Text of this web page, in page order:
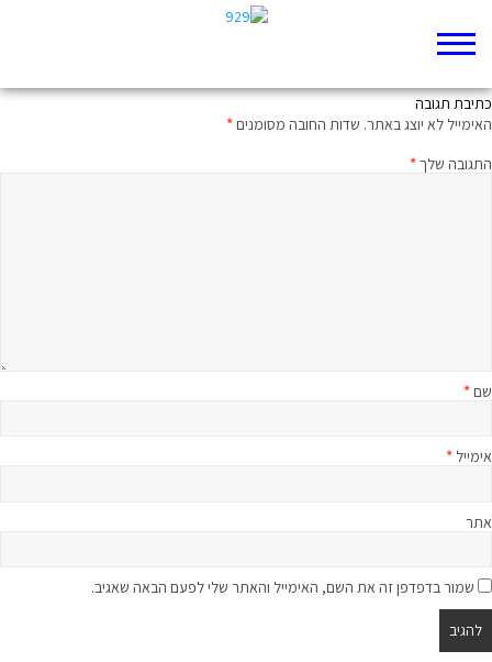
כתיבת תגובה
האימייל לא יוצג באתר. שדות החובה מסומנים*
התגובה שלך*
שם*
אימייל *
אתר
שמור בדפדפן זה את השם, האימייל והאתר שלי לפעם הבאה שאגיב.